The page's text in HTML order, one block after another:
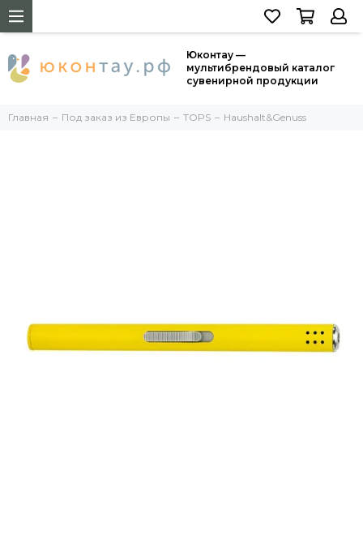
Юконтау —
мультибрендовый каталог
сувенирной продукции
Главная Под заказ из Европы TOPS Haushalt&Genuss